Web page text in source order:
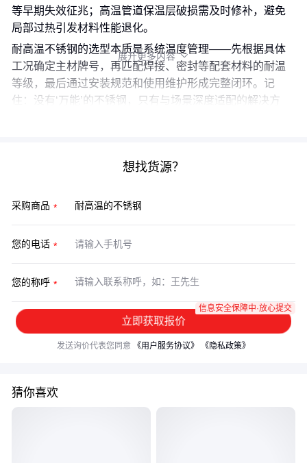
等早期失效征兆；高温管道保温层破损需及时修补，避免
局部过热引发材料性能退化。
耐高温不锈钢的选型本质是系统温度管理——先根据具体
工况确定主材牌号，再匹配焊接、密封等配套材料的耐温
等级，最后通过安装规范和使用维护形成完整闭环。记
住：没有‘万能’的不锈钢，只有与场景深度适配的解决方
展开更多内容 
想找货源？
采购商品
您的电话
您的称呼
立即获取报价
信息安全保障中·放心提交
发送询价代表您同意 《用户服务协议》 《隐私政策》
猜你喜欢